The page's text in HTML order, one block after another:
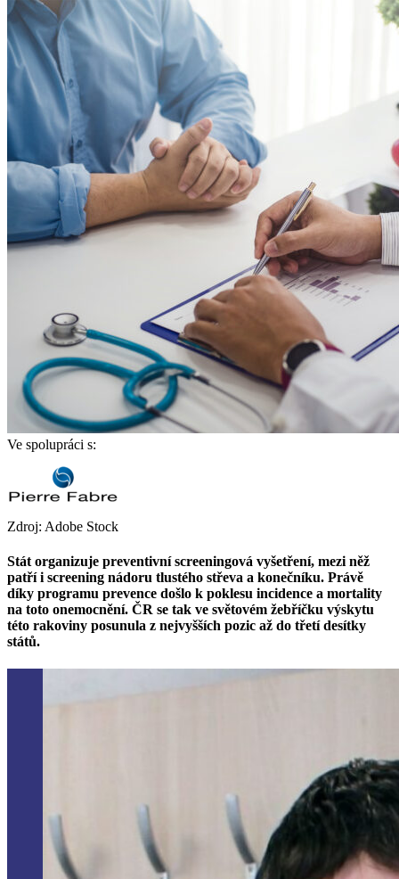
Ve spolupráci s:
Zdroj: Adobe Stock
Stát organizuje preventivní screeningová vyšetření, mezi něž
patří i screening nádoru tlustého střeva a konečníku. Právě
díky programu prevence došlo k poklesu incidence a mortality
na toto onemocnění. ČR se tak ve světovém žebříčku výskytu
této rakoviny posunula z nejvyšších pozic až do třetí desítky
států.